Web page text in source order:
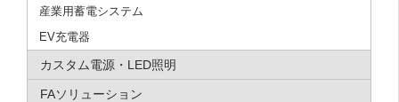
産業用蓄電システム
EV充電器
カスタム電源・LED照明
FAソリューション